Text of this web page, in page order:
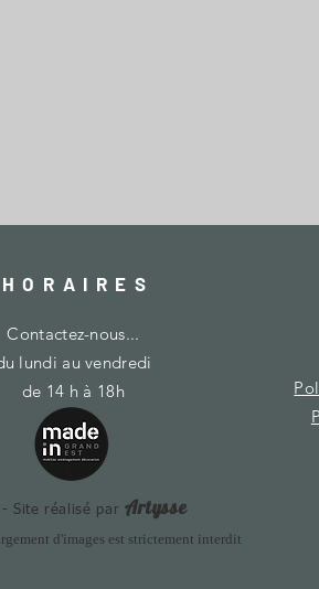
HORAIRES
Contactez-nous...
lundi au vendredi
de 14 h à 18h
Site réalisé par Artysse
d'images est strictement interdit